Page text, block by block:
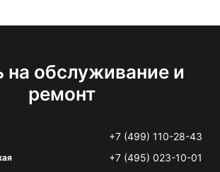
на обслуживание и
ремонт
+7 (499) 110-28-43
+7 (495) 023-10-01